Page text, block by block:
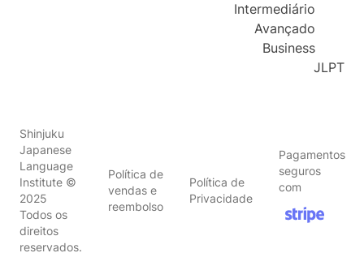
Intermediário
Avançado
Business
JLPT
Shinjuku
Japanese
Language
Institute ©
2025
Todos os
direitos
reservados.
Política de
vendas e
reembolso
Política de
Privacidade
Pagamentos
seguros
com